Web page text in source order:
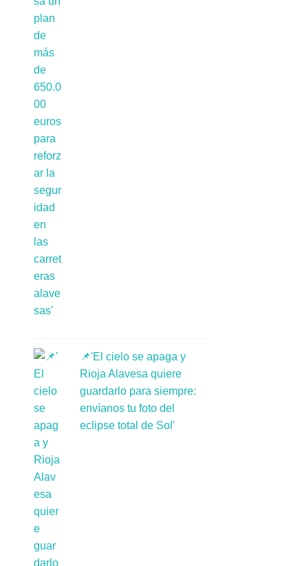
📌'El cielo se apaga y
Rioja Alavesa quiere
guardarlo para siempre:
envíanos tu foto del
eclipse total de Sol'